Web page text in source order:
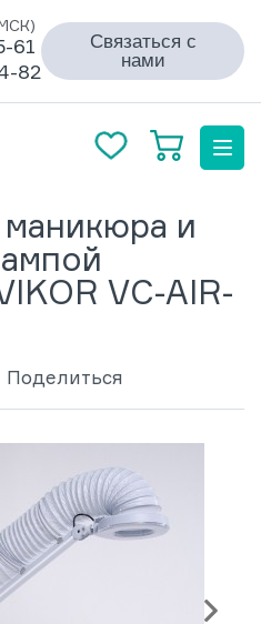
61
82
Связаться с
нами
и
VC-AIR-
Поделиться